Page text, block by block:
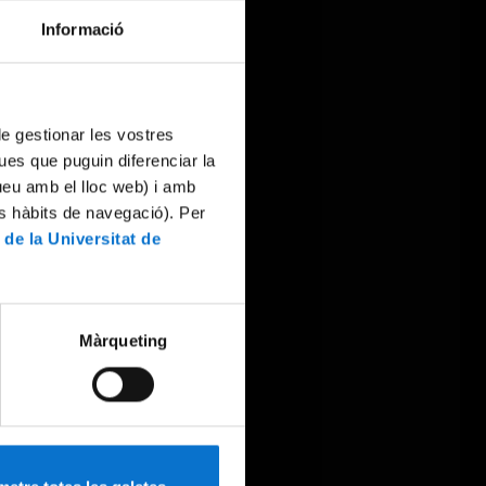
Informació
gestionar les vostres
que puguin diferenciar la
amb el lloc web) i amb
hàbits de navegació). Per
la Universitat de
Màrqueting